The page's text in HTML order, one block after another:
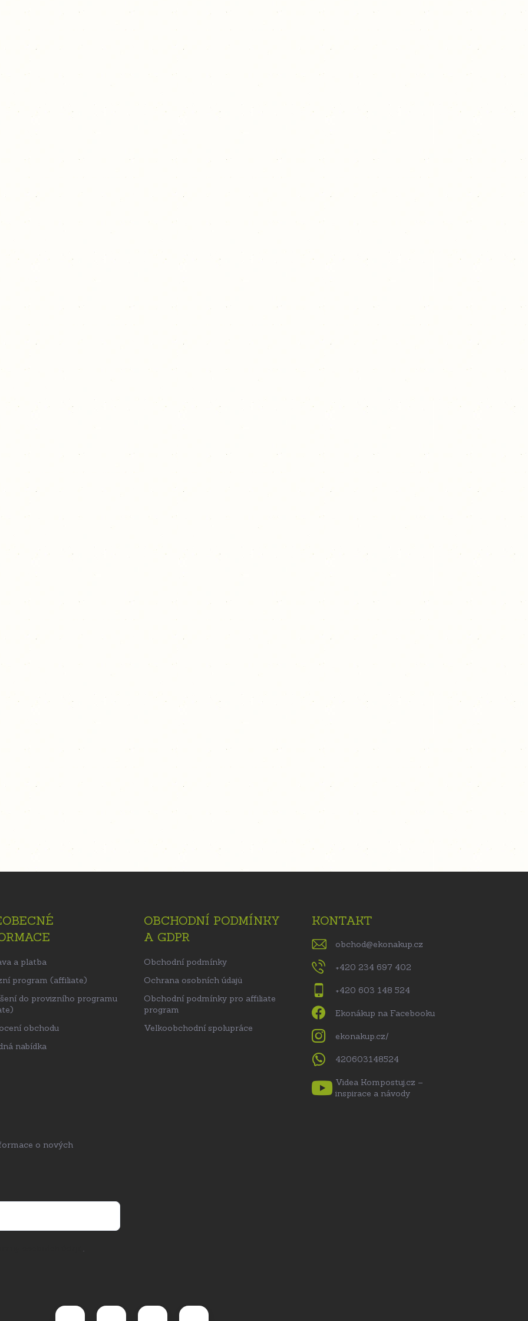
a platba
program (affiliate)
do provizního programu
obchodu
nabídka
OBCHODNÍ PODMÍNKY
A GDPR
Obchodní podmínky
Ochrana osobních údajů
Obchodní podmínky pro affiliate
program
Velkoobchodní spolupráce
KONTAKT
obchod@ekonakup.cz
+420 234 697 402
+420 603 148 524
Ekonákup na Facebooku
ekonakup.cz/
420603148524
Videa Kompostuj.cz –
inspirace a návody
o nových